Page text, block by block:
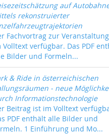
auf
rekonstruierter
Fachvortrag zur
Volltext verfügbar. Das PDF
Bilder und Formeln...
& Ride in österreichischen
- neue
Informationstechnologie
Beitrag ist im Volltext
PDF enthält alle Bilder und
1 Einführung und Mo...